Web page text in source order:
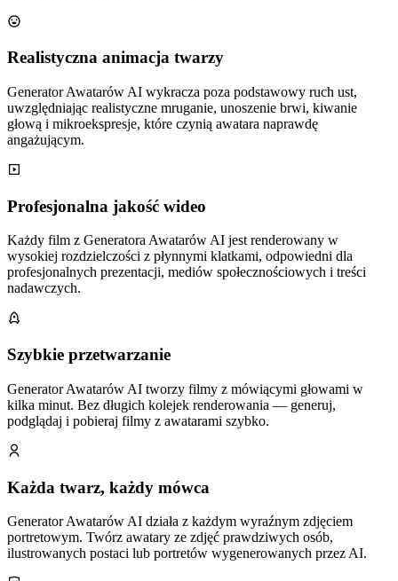
Realistyczna animacja twarzy
Generator Awatarów AI wykracza poza podstawowy ruch ust,
uwzględniając realistyczne mruganie, unoszenie brwi, kiwanie
głową i mikroekspresje, które czynią awatara naprawdę
angażującym.
Profesjonalna jakość wideo
Każdy film z Generatora Awatarów AI jest renderowany w
wysokiej rozdzielczości z płynnymi klatkami, odpowiedni dla
profesjonalnych prezentacji, mediów społecznościowych i treści
nadawczych.
Szybkie przetwarzanie
Generator Awatarów AI tworzy filmy z mówiącymi głowami w
kilka minut. Bez długich kolejek renderowania — generuj,
podglądaj i pobieraj filmy z awatarami szybko.
Każda twarz, każdy mówca
Generator Awatarów AI działa z każdym wyraźnym zdjęciem
portretowym. Twórz awatary ze zdjęć prawdziwych osób,
ilustrowanych postaci lub portretów wygenerowanych przez AI.